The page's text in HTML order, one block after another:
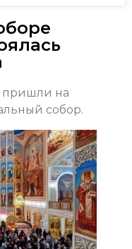
пришли на
собор.